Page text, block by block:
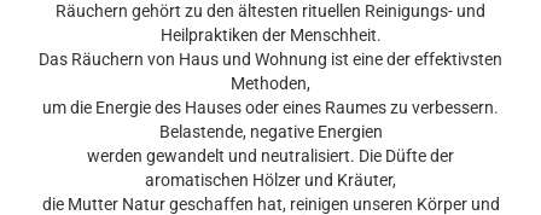
Räuchern gehört zu den ältesten rituellen Reinigungs- und
Heilpraktiken der Menschheit.
Das Räuchern von Haus und Wohnung ist eine der effektivsten
Methoden,
um die Energie des Hauses oder eines Raumes zu verbessern.
Belastende, negative Energien
werden gewandelt und neutralisiert. Die Düfte der
aromatischen Hölzer und Kräuter,
die Mutter Natur geschaffen hat, reinigen unseren Körper und